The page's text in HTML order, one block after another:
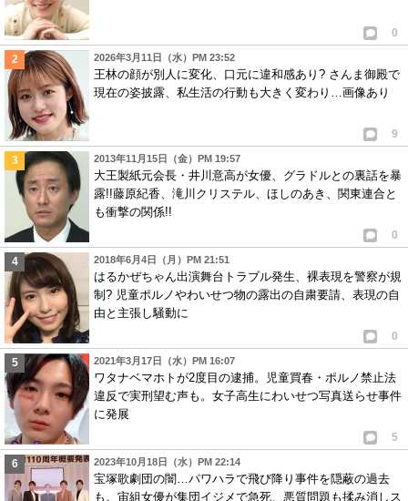
0
2026年3月11日（水）PM 23:52
王林の顔が別人に変化、口元に違和感あり? さんま御殿で
現在の姿披露、私生活の行動も大きく変わり…画像あり
9
2013年11月15日（金）PM 19:57
大王製紙元会長・井川意高が女優、グラドルとの裏話を暴
露!!藤原紀香、滝川クリステル、ほしのあき、関東連合と
も衝撃の関係!!
0
2018年6月4日（月）PM 21:51
はるかぜちゃん出演舞台トラブル発生、裸表現を警察が規
制? 児童ポルノやわいせつ物の露出の自粛要請、表現の自
由と主張し騒動に
0
2021年3月17日（水）PM 16:07
ワタナベマホトが2度目の逮捕。児童買春・ポルノ禁止法
違反で実刑望む声も。女子高生にわいせつ写真送らせ事件
に発展
5
2023年10月18日（水）PM 22:14
宝塚歌劇団の闇…パワハラで飛び降り事件を隠蔽の過去
も。宙組女優が集団イジメで急死、悪質問題も揉み消しス